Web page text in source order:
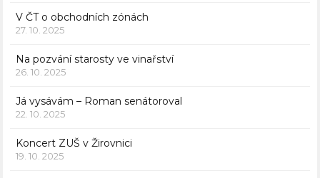
V ČT o obchodních zónách
27. 10. 2025
Na pozvání starosty ve vinařství
26. 10. 2025
Já vysávám – Roman senátoroval
22. 10. 2025
Koncert ZUŠ v Žirovnici
19. 10. 2025